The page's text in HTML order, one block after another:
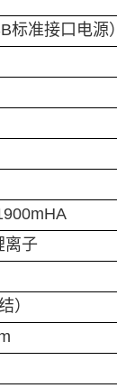
标准接口电源）
离子
）